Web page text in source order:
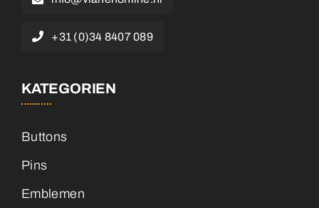
+31 (0)34 8407 089
KATEGORIEN
Buttons
Pins
Emblemen